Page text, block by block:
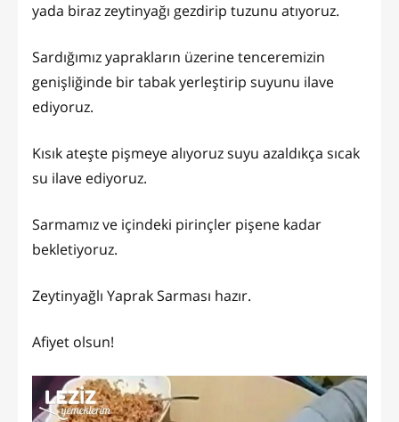
yada biraz zeytinyağı gezdirip tuzunu atıyoruz.
Sardığımız yaprakların üzerine tenceremizin
genişliğinde bir tabak yerleştirip suyunu ilave
ediyoruz.
Kısık ateşte pişmeye alıyoruz suyu azaldıkça sıcak
su ilave ediyoruz.
Sarmamız ve içindeki pirinçler pişene kadar
bekletiyoruz.
Zeytinyağlı Yaprak Sarması hazır.
Afiyet olsun!